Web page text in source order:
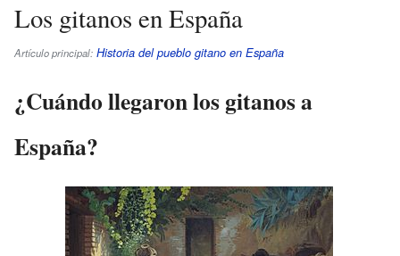
Los gitanos en España
Artículo principal: Historia del pueblo gitano en España
¿Cuándo llegaron los gitanos a
España?